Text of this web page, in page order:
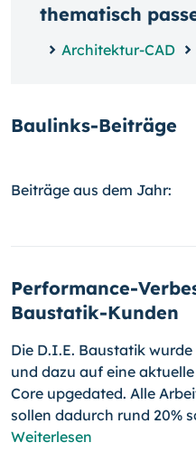
thematisch
Architektur-CAD
Baulinks-Beiträge
Beiträge aus dem Jahr:
Performance-
Baustatik-Kunden
Die D.I.E. Baustatik
und dazu auf eine
Core upgedated. Alle
sollen dadurch rund 20%
Weiterlesen